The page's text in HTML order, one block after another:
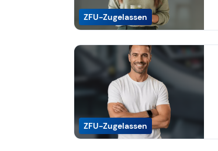
ZFU-Zugelassen
ZFU-Zugelassen